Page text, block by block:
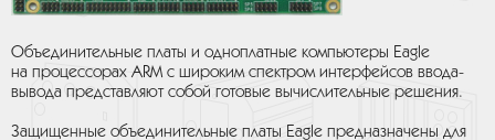
Объединительные платы и одноплатные компьютеры Eagle
на процессорах ARM с широким спектром интерфейсов ввода-
вывода представляют собой готовые вычислительные решения.
Защищенные объединительные платы Eagle предназначены для